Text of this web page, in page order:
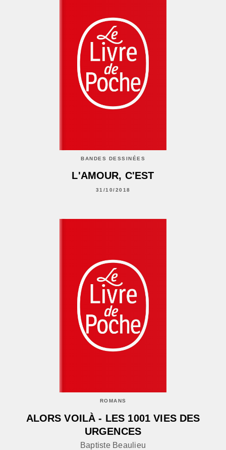
BANDES DESSINÉES
L'AMOUR, C'EST
31/10/2018
ROMANS
ALORS VOILÀ - LES 1001 VIES DES
URGENCES
Baptiste Beaulieu